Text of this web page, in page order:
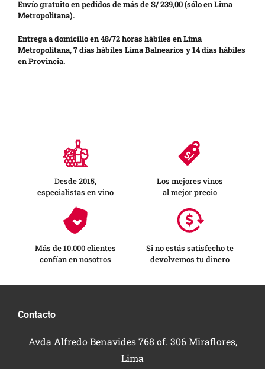
Envío gratuito en pedidos de más de S/ 239,00 (sólo en Lima
Metropolitana).
Entrega a domicilio en 48/72 horas hábiles en Lima
Metropolitana, 7 días hábiles Lima Balnearios y 14 días hábiles
en Provincia.
Desde 2015,
especialistas en vino
Los mejores vinos
al mejor precio
Más de 10.000 clientes
confían en nosotros
Si no estás satisfecho te
devolvemos tu dinero
Contacto
Avda Alfredo Benavides 768 of. 306 Miraflores,
Lima